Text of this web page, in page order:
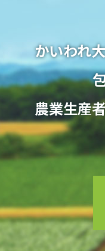
かいわれ
農業生産